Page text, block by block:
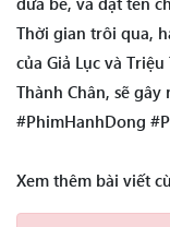
Thời gian trôi qua,
của Giả Lục và
Thành Chân, sẽ
#PhimHanhDong
Xem thêm bài viết